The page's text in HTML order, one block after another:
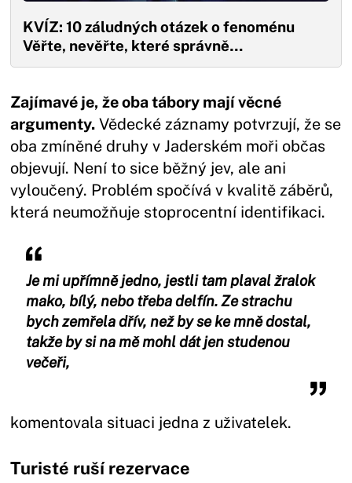
KVÍZ: 10 záludných otázek o fenoménu
Věřte, nevěřte, které správně…
Zajímavé je, že oba tábory mají věcné
argumenty. Vědecké záznamy potvrzují, že se
oba zmíněné druhy v Jaderském moři občas
objevují. Není to sice běžný jev, ale ani
vyloučený. Problém spočívá v kvalitě záběrů,
která neumožňuje stoprocentní identifikaci.
Je mi upřímně jedno, jestli tam plaval žralok
mako, bílý, nebo třeba delfín. Ze strachu
bych zemřela dřív, než by se ke mně dostal,
takže by si na mě mohl dát jen studenou
večeři,
komentovala situaci jedna z uživatelek.
Turisté ruší rezervace